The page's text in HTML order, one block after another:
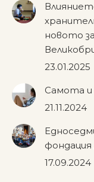
новото
23.01.2025
Самота и
21.11.2024
фондация
17.09.2024